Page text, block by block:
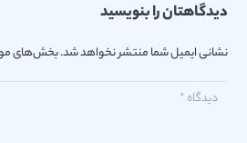
دیدگاهتان را بنویسید
نشانی ایمیل شما منتشر نخواهد شد.بخش‌های